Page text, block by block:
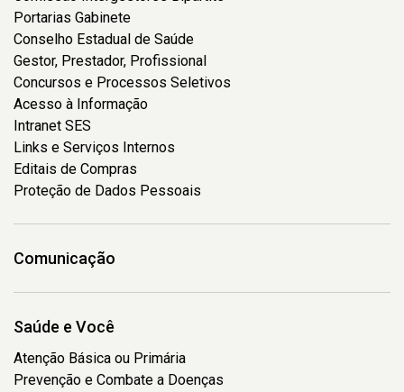
Portarias Gabinete
Conselho Estadual de Saúde
Gestor, Prestador, Profissional
Concursos e Processos Seletivos
Acesso à Informação
Intranet SES
Links e Serviços Internos
Editais de Compras
Proteção de Dados Pessoais
Comunicação
Saúde e Você
Atenção Básica ou Primária
Prevenção e Combate a Doenças